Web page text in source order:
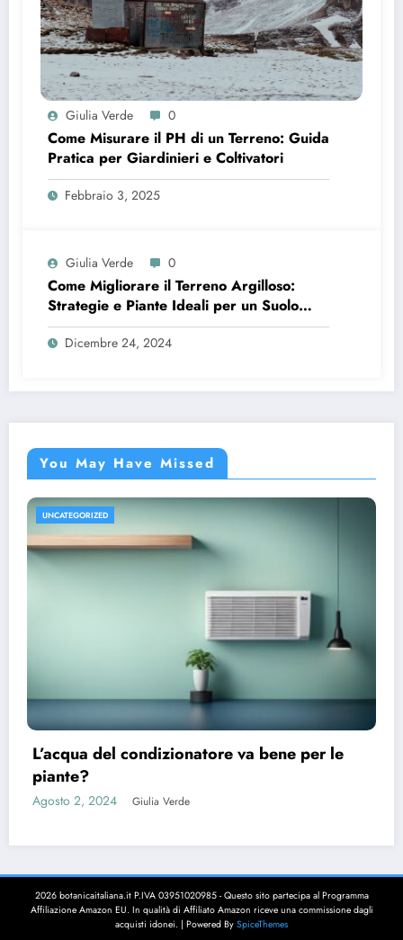
Giulia Verde 0
Come Misurare il PH di un Terreno: Guida
Pratica per Giardinieri e Coltivatori
Febbraio 3, 2025
Giulia Verde 0
Come Migliorare il Terreno Argilloso:
Strategie e Piante Ideali per un Suolo
Fertile
Dicembre 24, 2024
You May Have Missed
UNCATEGORIZED
L’acqua del condizionatore va bene per le
piante?
Agosto 2, 2024 Giulia Verde
2026 botanicaitaliana.it P.IVA 03951020985 - Questo sito partecipa al Programma
Affiliazione Amazon EU. In qualità di Affiliato Amazon riceve una commissione dagli
acquisti idonei. | Powered By SpiceThemes